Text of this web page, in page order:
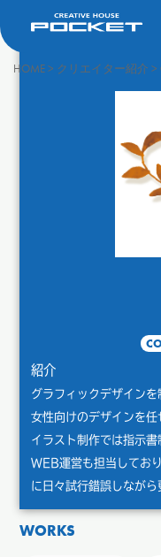
HOME> クリエイター紹介 >
紹介
グラフィックデザインを
女性向けのデザインを任
イラスト制作では指示書
WEB運営も担当してお
に日々試行錯誤しながら
WORKS